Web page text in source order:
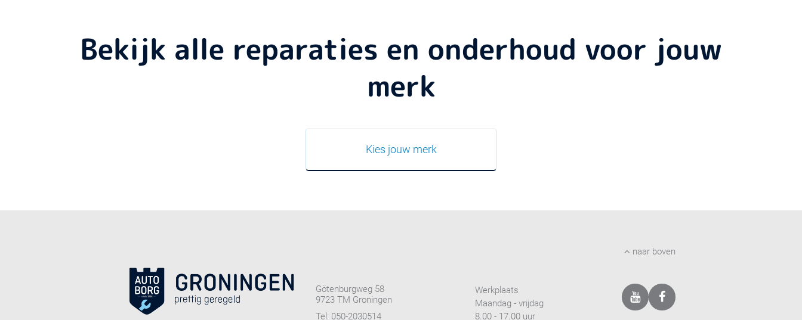
Bekijk alle reparaties en onderhoud voor jouw
merk
Kies jouw merk
naar boven
Götenburgweg 58
9723 TM Groningen
Tel: 050-2030514
Werkplaats
Maandag - vrijdag
8.00 - 17.00 uur